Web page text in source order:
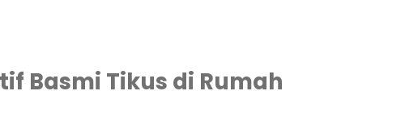
Basmi Tikus di Rumah